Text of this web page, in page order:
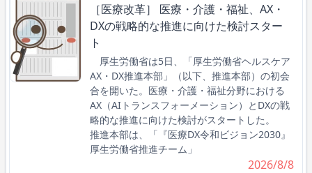
［医療改革］ 医療・介護・福祉、AX・
DXの戦略的な推進に向けた検討スター
ト
厚生労働省は5日、「厚生労働省ヘルスケア
AX・DX推進本部」（以下、推進本部）の初会
合を開いた。医療・介護・福祉分野における
AX（AIトランスフォーメーション）とDXの戦
略的な推進に向けた検討がスタートした。
推進本部は、「『医療DX令和ビジョン2030』
厚生労働省推進チーム」
2026/8/8